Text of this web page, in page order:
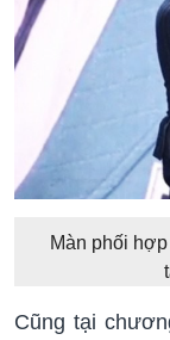
Màn phối
Cũng tại